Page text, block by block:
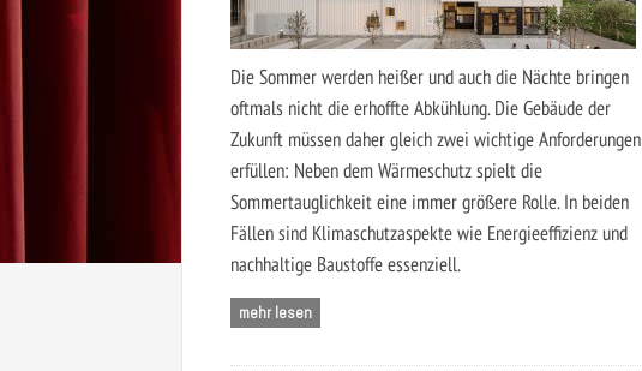
Die Sommer werden heißer und auch die Nächte bringen
oftmals nicht die erhoffte Abkühlung. Die Gebäude der
Zukunft müssen daher gleich zwei wichtige Anforderungen
erfüllen: Neben dem Wärmeschutz spielt die
Sommertauglichkeit eine immer größere Rolle. In beiden
Fällen sind Klimaschutzaspekte wie Energieeffizienz und
nachhaltige Baustoffe essenziell.
mehr lesen